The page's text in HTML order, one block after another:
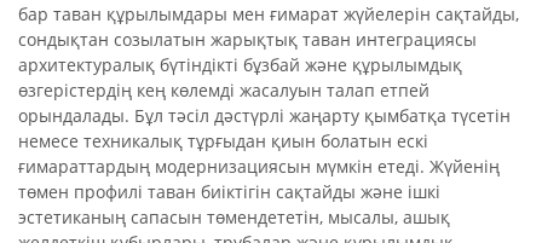
бар таван құрылымдары мен ғимарат жүйелерін сақтайды,
сондықтан созылатын жарықтық таван интеграциясы
архитектуралық бүтіндікті бұзбай және құрылымдық
өзгерістердің кең көлемді жасалуын талап етпей
орындалады. Бұл тәсіл дәстүрлі жаңарту қымбатқа түсетін
немесе техникалық тұрғыдан қиын болатын ескі
ғимараттардың модернизациясын мүмкін етеді. Жүйенің
төмен профилі таван биіктігін сақтайды және ішкі
эстетиканың сапасын төмендететін, мысалы, ашық